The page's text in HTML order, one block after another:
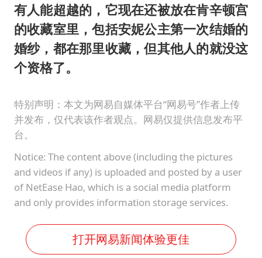
有人能超越的，它现在还被放在肯辛顿宫
的收藏室里，包括安妮公主第一次结婚的
婚纱，都在那里收藏，但其他人的就没这
个资格了。
特别声明：本文为网易自媒体平台“网易号”作者上传
并发布，仅代表该作者观点。网易仅提供信息发布平
台。
Notice: The content above (including the pictures
and videos if any) is uploaded and posted by a user
of NetEase Hao, which is a social media platform
and only provides information storage services.
打开网易新闻体验更佳